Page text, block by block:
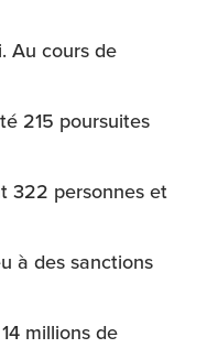
Au cours de
215 poursuites
322 personnes et
à des sanctions
millions de